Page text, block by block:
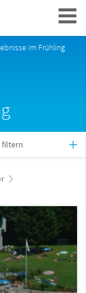
Navigation
im Frühling
filtern